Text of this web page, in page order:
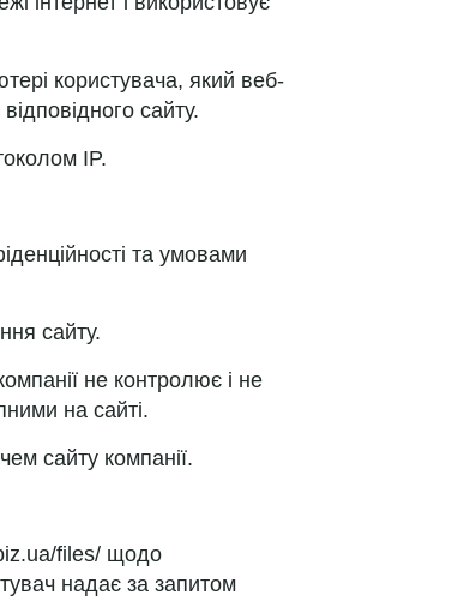
користувача, який веб-
сайту.
IP.
та умовами
сайту.
не контролює і не
на сайті.
сайту компанії.
files/ щодо
надає за запитом